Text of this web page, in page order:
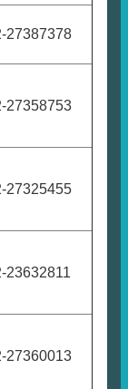
27387378
27358753
27325455
23632811
27360013